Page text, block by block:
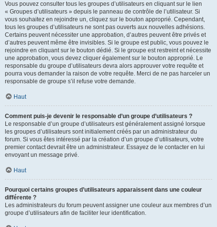
Vous pouvez consulter tous les groupes d’utilisateurs en cliquant sur le lien
« Groupes d’utilisateurs » depuis le panneau de contrôle de l’utilisateur. Si
vous souhaitez en rejoindre un, cliquez sur le bouton approprié. Cependant,
tous les groupes d’utilisateurs ne sont pas ouverts aux nouvelles adhésions.
Certains peuvent nécessiter une approbation, d’autres peuvent être privés et
d’autres peuvent même être invisibles. Si le groupe est public, vous pouvez le
rejoindre en cliquant sur le bouton dédié. Si le groupe est restreint et nécessite
une approbation, vous devez cliquer également sur le bouton approprié. Le
responsable du groupe d’utilisateurs devra alors approuver votre requête et
pourra vous demander la raison de votre requête. Merci de ne pas harceler un
responsable de groupe s’il refuse votre demande.
Haut
Comment puis-je devenir le responsable d’un groupe d’utilisateurs ?
Le responsable d’un groupe d’utilisateurs est généralement assigné lorsque
les groupes d’utilisateurs sont initialement créés par un administrateur du
forum. Si vous êtes intéressé par la création d’un groupe d’utilisateurs, votre
premier contact devrait être un administrateur. Essayez de le contacter en lui
envoyant un message privé.
Haut
Pourquoi certains groupes d’utilisateurs apparaissent dans une couleur
différente ?
Les administrateurs du forum peuvent assigner une couleur aux membres d’un
groupe d’utilisateurs afin de faciliter leur identification.